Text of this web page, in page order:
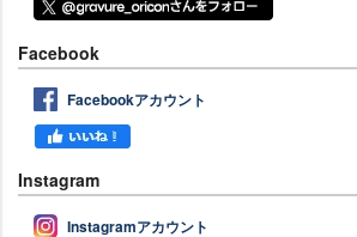
Facebook
Facebookアカウント
Instagram
Instagramアカウント